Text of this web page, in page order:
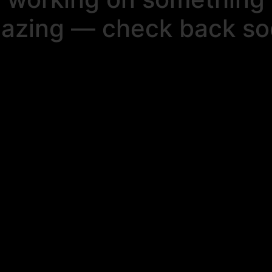
— check back